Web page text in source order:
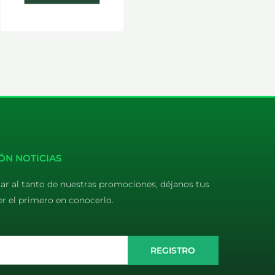
NOTICIAS
al tanto de nuestras promociones, déjanos tus
el primero en conocerlo.
REGISTRO